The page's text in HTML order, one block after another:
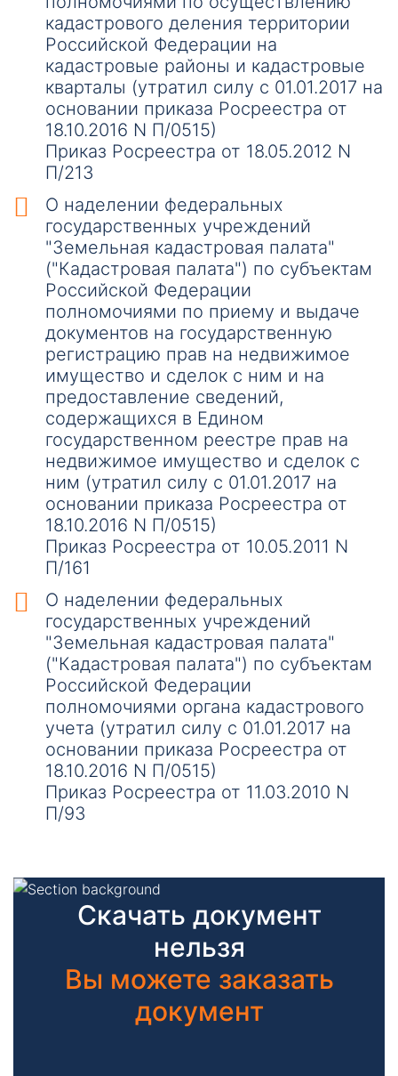
кадастрового деления территории
Российской Федерации на
кадастровые районы и кадастровые
кварталы (утратил силу с 01.01.2017 на
основании приказа Росреестра от
18.10.2016 N П/0515)
Приказ Росреестра от 18.05.2012 N
П/213
О наделении федеральных
государственных учреждений
"Земельная кадастровая палата"
("Кадастровая палата") по субъектам
Российской Федерации
полномочиями по приему и выдаче
документов на государственную
регистрацию прав на недвижимое
имущество и сделок с ним и на
предоставление сведений,
содержащихся в Едином
государственном реестре прав на
недвижимое имущество и сделок с
ним (утратил силу с 01.01.2017 на
основании приказа Росреестра от
18.10.2016 N П/0515)
Приказ Росреестра от 10.05.2011 N
П/161
О наделении федеральных
государственных учреждений
"Земельная кадастровая палата"
("Кадастровая палата") по субъектам
Российской Федерации
полномочиями органа кадастрового
учета (утратил силу с 01.01.2017 на
основании приказа Росреестра от
18.10.2016 N П/0515)
Приказ Росреестра от 11.03.2010 N
П/93
Скачать документ
нельзя
Вы можете заказать
документ